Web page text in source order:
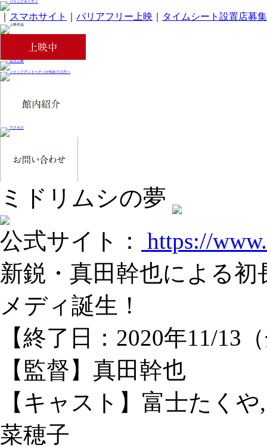
スマホサイト バリアフリー上映 タイムシート設置店募集
ミドリムシの夢
公式サイト：
https://
新鋭・真田幹也による
メディ誕生！
【終了日：2020年11/
【監督】真田幹也
【キャスト】富士たく
菜穂子